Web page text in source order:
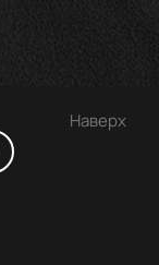
Наверх